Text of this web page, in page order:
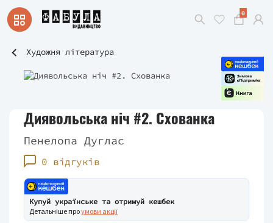
0
Художня література
Диявольська ніч #2. Схованка
Пенелопа Дуглас
0 відгуків
Купуй українське та отримуй кешбек
Детальніше проумови акції